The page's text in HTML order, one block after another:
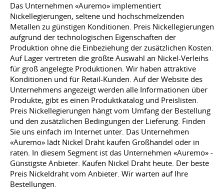
Das Unternehmen «Auremo» implementiert
Nickellegierungen, seltene und hochschmelzenden
Metallen zu günstigen Konditionen. Preis Nickellegierungen
aufgrund der technologischen Eigenschaften der
Produktion ohne die Einbeziehung der zusätzlichen Kosten.
Auf Lager vertreten die größte Auswahl an Nickel-Verleihs
für groß angelegte Produktionen. Wir haben attraktive
Konditionen und für Retail-Kunden. Auf der Website des
Unternehmens angezeigt werden alle Informationen über
Produkte, gibt es einen Produktkatalog und Preislisten.
Preis Nickellegierungen hängt vom Umfang der Bestellung
und den zusätzlichen Bedingungen der Lieferung. Finden
Sie uns einfach im Internet unter. Das Unternehmen
«Auremo» lädt Nickel Draht kaufen Großhandel oder in
raten. In diesem Segment ist das Unternehmen «Auremo» -
Günstigste Anbieter. Kaufen Nickel Draht heute. Der beste
Preis Nickeldraht vom Anbieter. Wir warten auf Ihre
Bestellungen.